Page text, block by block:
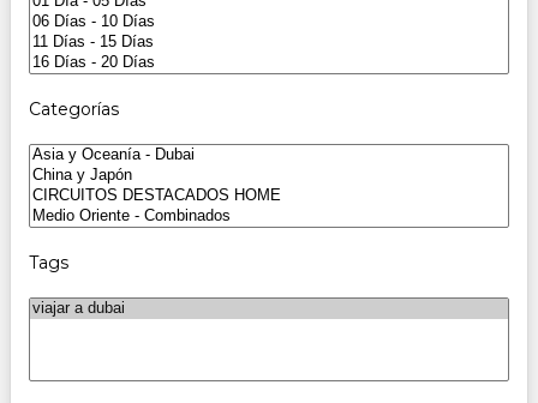
Categorías
Tags